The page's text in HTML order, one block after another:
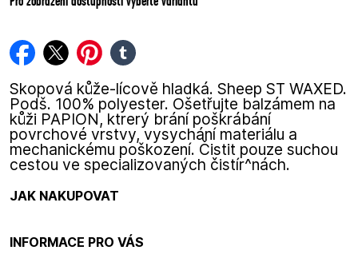
facebook
twitterpinterest
tumblr
Skopová kůže-lícově hladká. Sheep ST WAXED.
Podš. 100% polyester. Ošetřujte balzámem na
kůži PAPION, ktrerý brání poškrábání
povrchové vrstvy, vysychání materiálu a
mechanickému poškození. Čistit pouze suchou
cestou ve specializovaných čistír^nách.
JAK NAKUPOVAT
INFORMACE PRO VÁS